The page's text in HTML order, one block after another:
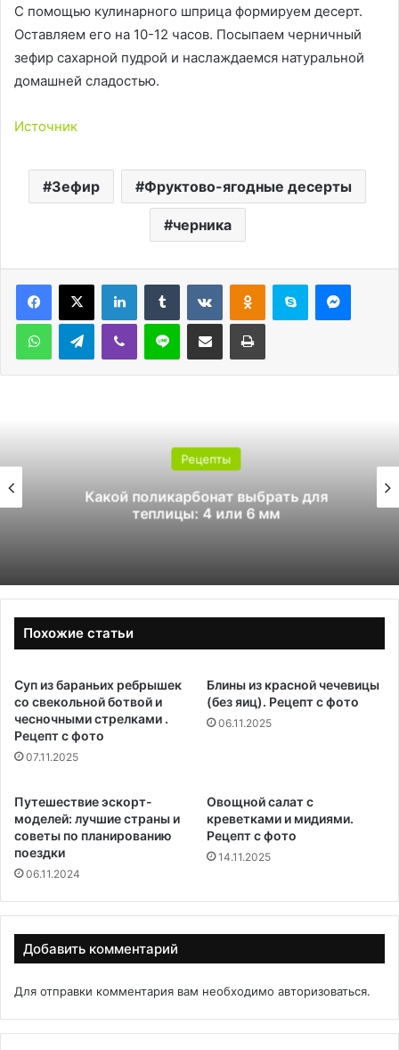
С помощью кулинарного шприца формируем десерт.
Оставляем его на 10-12 часов. Посыпаем черничный
зефир сахарной пудрой и наслаждаемся натуральной
домашней сладостью.
Источник
Зефир Фруктово-ягодные десерты
черника
LinkedInTumblr ВконтактеОдноклассники
Skype
WhatsAppTelegramViber Line Поделиться через электронную почту Печатать
Рецепты
Какой поликарбонат выбрать для
теплицы: 4 или 6 мм
Похожие статьи
Суп из бараньих ребрышек
со свекольной ботвой и
чесночными стрелками .
Рецепт с фото
07.11.2025
Блины из красной чечевицы
(без яиц). Рецепт с фото
06.11.2025
Путешествие эскорт-
моделей: лучшие страны и
советы по планированию
поездки
06.11.2024
Овощной салат с
креветками и мидиями.
Рецепт с фото
14.11.2025
Добавить комментарий
Для отправки комментария вам необходимо авторизоваться.